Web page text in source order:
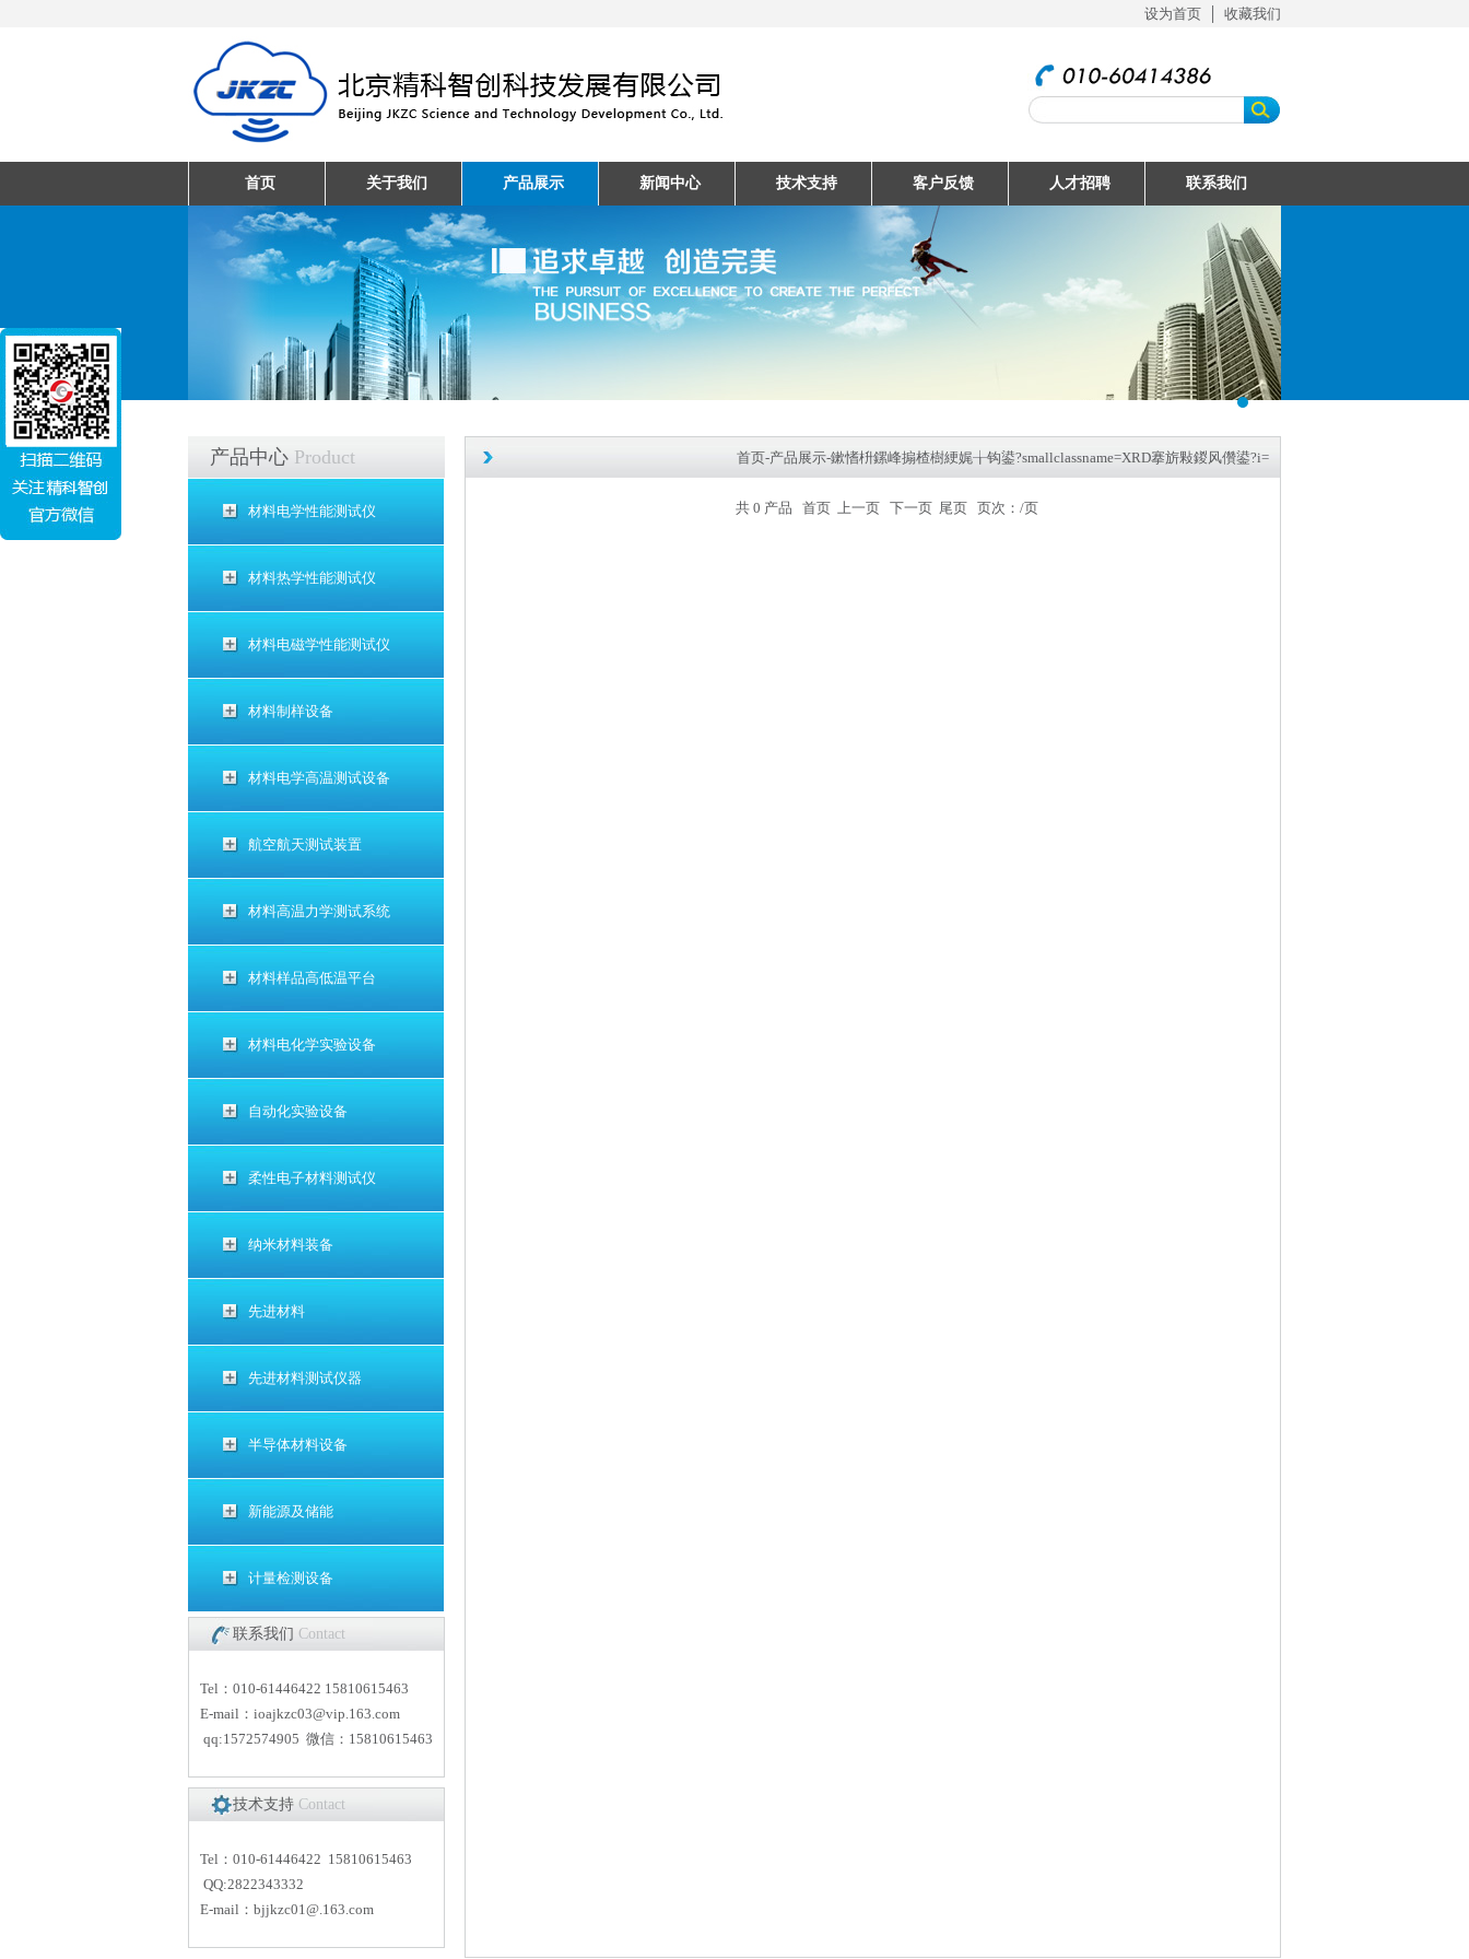
设为首页 收藏我们
首页 关于我们 产品展示 新闻中心 技术支持 客户反馈 人才招聘 联系我们
产品中心 Product
材料电学性能测试仪
材料热学性能测试仪
材料电磁学性能测试仪
材料制样设备
材料电学高温测试设备
航空航天测试装置
材料高温力学测试系统
材料样品高低温平台
材料电化学实验设备
自动化实验设备
柔性电子材料测试仪
纳米材料装备
先进材料
先进材料测试仪器
半导体材料设备
新能源及储能
计量检测设备
联系我们 Contact
Tel：010-61446422 15810615463
E-mail： ioajkzc03@vip.163.com
qq:1572574905 微信：15810615463
技术支持 Contact
Tel：010-61446422 15810615463
QQ:2822343332
E-mail： bjjkzc01@.163.com
首页-产品展示-鏉愭枡鏍峰搧楂樹綆娓╁钩鍙?smallclassname=XRD搴旂敤鍐风儹鍙?i=
共 0 产品 首页 上一页 下一页 尾页 页次： /页